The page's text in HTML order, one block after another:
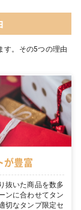
す。その5つの理由
が豊富
抜いた商品を数多
ンに合わせてタン
切なタンプ限定セ